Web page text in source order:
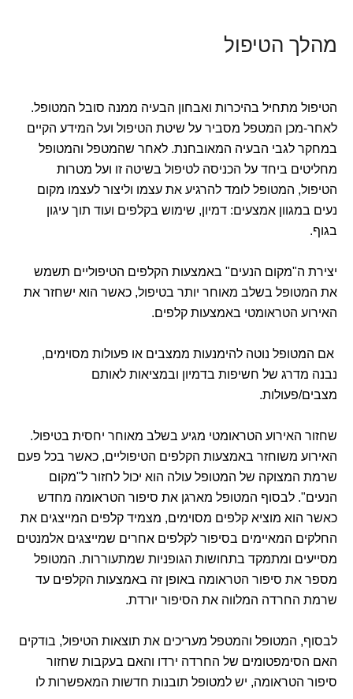
מהלך הטיפול
הטיפול מתחיל בהיכרות ואבחון הבעיה ממנה סובל המטופל.
לאחר-מכן המטפל מסביר על שיטת הטיפול ועל המידע הקיים
במחקר לגבי הבעיה המאובחנת. לאחר שהמטפל והמטופל
מחליטים ביחד על הכניסה לטיפול בשיטה זו ועל מטרות
הטיפול, המטופל לומד להרגיע את עצמו וליצור לעצמו מקום
נעים במגוון אמצעים: דמיון, שימוש בקלפים ועוד תוך עיגון
בגוף.
יצירת ה"מקום הנעים" באמצעות הקלפים הטיפוליים תשמש
את המטופל בשלב מאוחר יותר בטיפול, כאשר הוא ישחזר את
האירוע הטראומטי באמצעות קלפים.
אם המטופל נוטה להימנעות ממצבים או פעולות מסוימים,
נבנה מדרג של חשיפות בדמיון ובמציאות לאותם
מצבים/פעולות.
שחזור האירוע הטראומטי מגיע בשלב מאוחר יחסית בטיפול.
האירוע משוחזר באמצעות הקלפים הטיפוליים, כאשר בכל פעם
שרמת המצוקה של המטופל עולה הוא יכול לחזור ל"מקום
הנעים". לבסוף המטופל מארגן את סיפור הטראומה מחדש
כאשר הוא מוציא קלפים מסוימים, מצמיד קלפים המייצגים את
החלקים המאיימים בסיפור לקלפים אחרים שמייצגים אלמנטים
מסייעים ומתמקד בתחושות הגופניות שמתעוררות. המטופל
מספר את סיפור הטראומה באופן זה באמצעות הקלפים עד
שרמת החרדה המלווה את הסיפור יורדת.
לבסוף, המטופל והמטפל מעריכים את תוצאות הטיפול, בודקים
האם הסימפטומים של החרדה ירדו והאם בעקבות שחזור
סיפור הטראומה, יש למטופל תובנות חדשות המאפשרות לו